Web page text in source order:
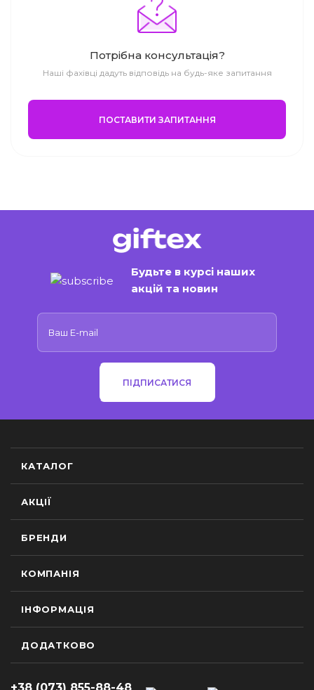
Потрібна консультація?
Наші фахівці дадуть відповідь на будь-яке запитання
ПОСТАВИТИ ЗАПИТАННЯ
Будьте в курсі наших
акцій та новин
ПІДПИСАТИСЯ
КАТАЛОГ
АКЦІЇ
БРЕНДИ
КОМПАНІЯ
ІНФОРМАЦІЯ
ДОДАТКОВО